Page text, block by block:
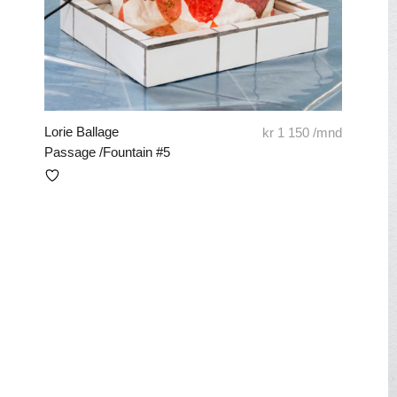
Lorie Ballage
Passage /Fountain #5
kr 1 150 /mnd